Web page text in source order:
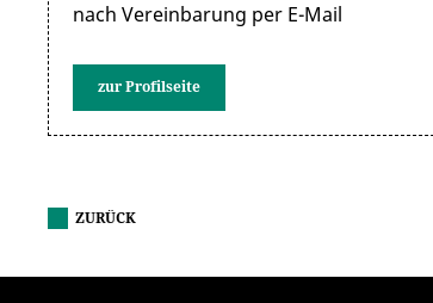
nach Vereinbarung per E-Mail
zur Profilseite
ZURÜCK